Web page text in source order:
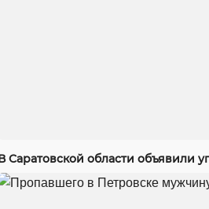
Саратовской области объявили